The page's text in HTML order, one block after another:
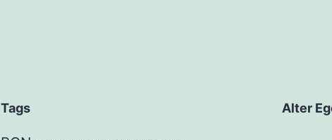
Tags Alter